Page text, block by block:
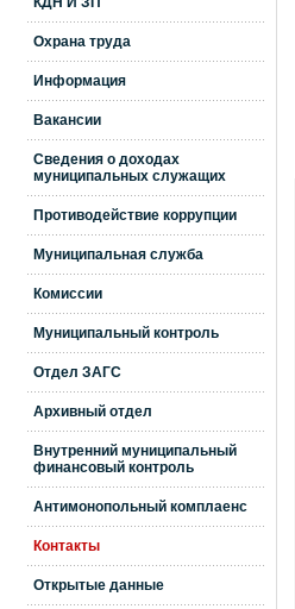
Охрана труда
Информация
Вакансии
Сведения о доходах
муниципальных служащих
Противодействие коррупции
Муниципальная служба
Комиссии
Муниципальный контроль
Отдел ЗАГС
Архивный отдел
Внутренний муниципальный
финансовый контроль
Антимонопольный комплаенс
Контакты
Открытые данные